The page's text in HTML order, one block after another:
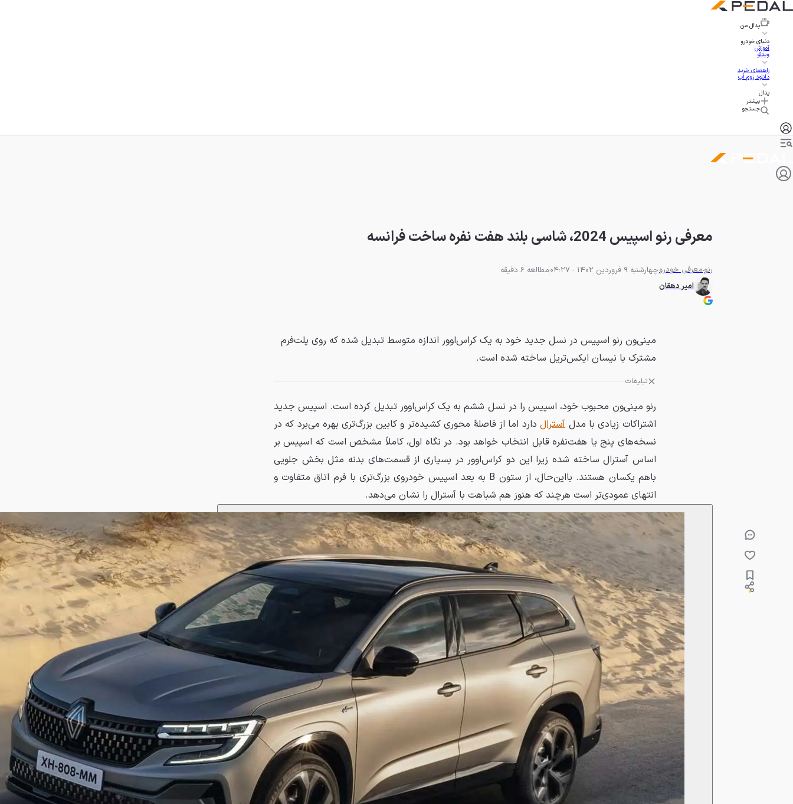
پدال من
دنیای خودرو
آموزش
ویدئو
راهنمای خرید
دانلود زوم اپ
پدال
بیشتر
جستجو
معرفی رنو اسپیس 2024، شاسی بلند هفت نفره ساخت فرانسه
رنومعرفی خودروچهارشنبه 9 فروردین 1402 - 04:27
مطالعه 6 دقیقه
امیر دهقان
مینی‌ون رنو اسپیس در نسل جدید خود به یک کراس‌اوور اندازه متوسط تبدیل شده که روی پلت‌فرم
مشترک با نیسان ایکس‌تریل ساخته شده است.
تبلیغات
رنو مینی‌ون محبوب خود، اسپیس را در نسل ششم به یک کراس‌اوور تبدیل کرده است. اسپیس جدید
اشتراکات زیادی با مدلآسترالدارد اما از فاصلهٔ محوری کشیده‌تر و کابین بزرگ‌تری بهره می‌برد که در
نسخه‌های پنج یا هفت‌نفره قابل انتخاب خواهد بود. در نگاه اول، کاملاً مشخص است که اسپیس بر
اساس آسترال ساخته شده زیرا این دو کراس‌اوور در بسیاری از قسمت‌های بدنه مثل بخش جلویی
باهم یکسان هستند. بااین‌حال، از ستون B به بعد اسپیس خودروی بزرگ‌تری با فرم اتاق متفاوت و
انتهای عمودی‌تر است هرچند که هنوز هم شباهت با آسترال را نشان می‌دهد.